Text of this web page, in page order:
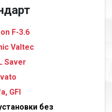
F-3.6
Valtec
Saver
GFI
без